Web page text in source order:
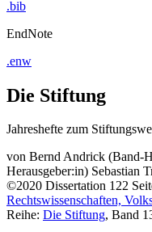
.bib
EndNote
.enw
Die Stiftung
Jahreshefte zum
von Bernd Andrick (Band-
Herausgeber:in) Sebastian
©2020 Dissertation 122
Rechtswissenschaften,
Reihe: Die Stiftung, Band